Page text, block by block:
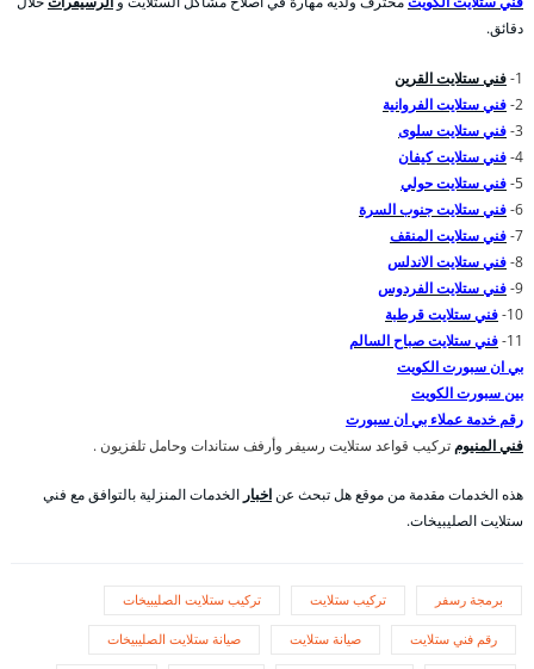
دقائق.
1- فني ستلايت القرين
2- فني ستلايت الفروانية
3- فني ستلايت سلوى
4- فني ستلايت كيفان
5- فني ستلايت حولي
6- فني ستلايت جنوب السرة
7- فني ستلايت المنقف
8- فني ستلايت الاندلس
9- فني ستلايت الفردوس
10- فني ستلايت قرطبة
11- فني ستلايت صباح السالم
بي ان سبورت الكويت
بين سبورت الكويت
رقم خدمة عملاء بي ان سبورت
فني المنيومتركيب قواعد ستلايت رسيفر وأرفف ستاندات وحامل تلفزيون .
هذه الخدمات مقدمة من موقع هل تبحث عناخبار الخدمات المنزلية بالتوافق مع فني
ستلايت الصليبيخات.
برمجة رسفر تركيب ستلايت تركيب ستلايت الصليبيخات
رقم فني ستلايت صيانة ستلايت صيانة ستلايت الصليبيخات